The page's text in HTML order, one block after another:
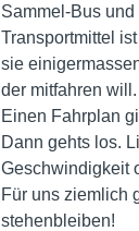
Sammel-Bus
Transportmittel
sie
der mitfahren
Einen Fahrplan
Dann gehts los.
Geschwindigkeit
Für uns ziemlich
stehenbleiben!